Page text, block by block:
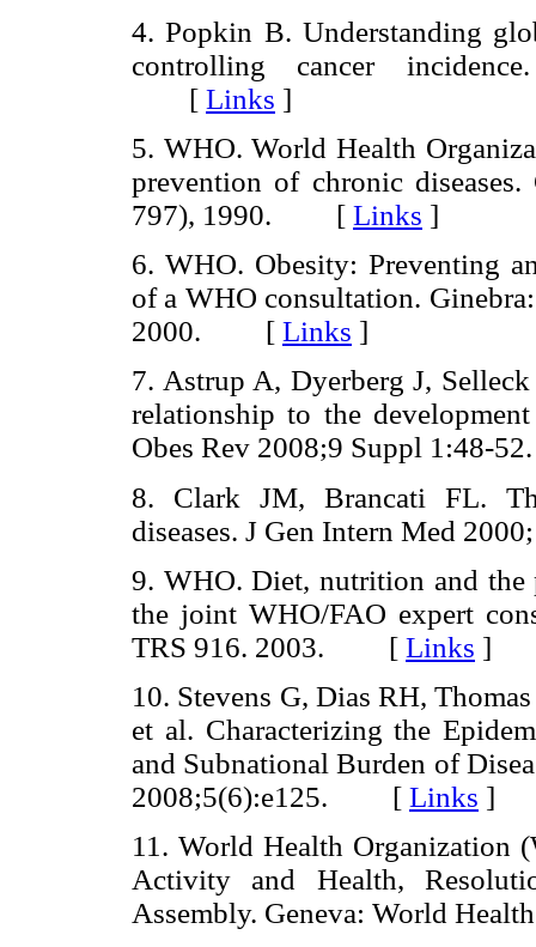
4. Popkin B. Understanding
controlling cancer
[ Links ]
5. WHO. World Health
prevention of chronic
797), 1990. [ Links ]
6. WHO. Obesity: Preventing
of a WHO consultation.
2000. [ Links ]
7. Astrup A, Dyerberg J,
relationship to the
Obes Rev 2008;9 Suppl
8. Clark JM, Brancati FL.
diseases. J Gen Intern Med
9. WHO. Diet, nutrition and the
the joint WHO/FAO expert
TRS 916. 2003. [ Links ]
10. Stevens G, Dias RH,
et al. Characterizing the
and Subnational Burden of
2008;5(6):e125. [ Links ]
11. World Health Organization
Activity and Health,
Assembly. Geneva: World